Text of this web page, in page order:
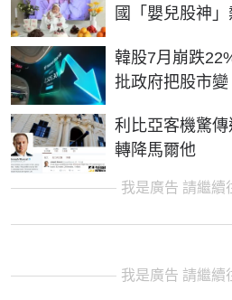
國「嬰兒股神
韓股7月崩跌
批政府把股市變
利比亞客機驚
轉降馬爾他
我是廣告 請繼續
我是廣告 請繼續